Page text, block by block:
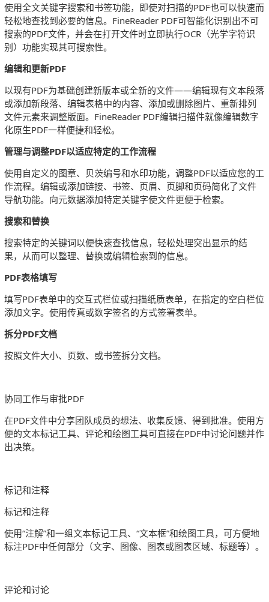
使用全文关键字搜索和书签功能，即使对扫描的PDF也可以快速而
轻松地查找到必要的信息。FineReader PDF可智能化识别出不可
搜索的PDF文件，并会在打开文件时立即执行OCR（光学字符识
别）功能实现其可搜索性。
编辑和更新PDF
以现有PDF为基础创建新版本或全新的文件——编辑现有文本段落
或添加新段落、编辑表格中的内容、添加或删除图片、重新排列
文件元素来调整版面。FineReader PDF编辑扫描件就像编辑数字
化原生PDF一样便捷和轻松。
管理与调整PDF以适应特定的工作流程
使用自定义的图章、贝茨编号和水印功能，调整PDF以适应您的工
作流程。编辑或添加链接、书签、页眉、页脚和页码简化了文件
导航功能。向元数据添加特定关键字使文件更便于检索。
搜索和替换
搜索特定的关键词以便快速查找信息，轻松处理突出显示的结
果，从而可以整理、替换或编辑检索到的信息。
PDF表格填写
填写PDF表单中的交互式栏位或扫描纸质表单，在指定的空白栏位
添加文字。使用传真或数字签名的方式签署表单。
拆分PDF文档
按照文件大小、页数、或书签拆分文档。
协同工作与审批PDF
在PDF文件中分享团队成员的想法、收集反馈、得到批准。使用方
便的文本标记工具、评论和绘图工具可直接在PDF中讨论问题并作
出决策。
标记和注释
标记和注释
使用“注解”和一组文本标记工具、“文本框”和绘图工具，可方便地
标注PDF中任何部分（文字、图像、图表或图表区域、标题等）。
评论和讨论